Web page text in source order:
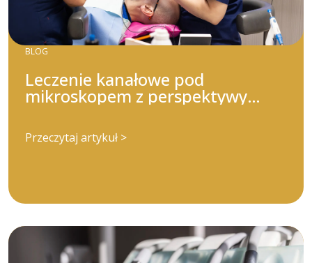
BLOG
Leczenie kanałowe pod
mikroskopem z perspektywy
Przeczytaj artykuł >